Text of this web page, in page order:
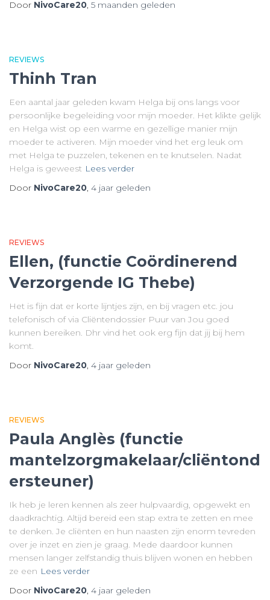
Door NivoCare20, 5 maanden geleden
REVIEWS
Thinh Tran
Een aantal jaar geleden kwam Helga bij ons langs voor
persoonlijke begeleiding voor mijn moeder. Het klikte gelijk
en Helga wist op een warme en gezellige manier mijn
moeder te activeren. Mijn moeder vind het erg leuk om
met Helga te puzzelen, tekenen en te knutselen. Nadat
Helga is geweest Lees verder
Door NivoCare20, 4 jaar geleden
REVIEWS
Ellen, (functie Coördinerend
Verzorgende IG Thebe)
Het is fijn dat er korte lijntjes zijn, en bij vragen etc. jou
telefonisch of via Cliëntendossier Puur van Jou goed
kunnen bereiken. Dhr vind het ook erg fijn dat jij bij hem
komt.
Door NivoCare20, 4 jaar geleden
REVIEWS
Paula Anglès (functie
mantelzorgmakelaar/cliëntond
ersteuner)
Ik heb je leren kennen als zeer hulpvaardig, opgewekt en
daadkrachtig. Altijd bereid een stap extra te zetten en mee
te denken. Je cliënten en hun naasten zijn enorm tevreden
over je inzet en zien je graag. Mede daardoor kunnen
mensen langer zelfstandig thuis blijven wonen en hebben
ze een Lees verder
Door NivoCare20, 4 jaar geleden